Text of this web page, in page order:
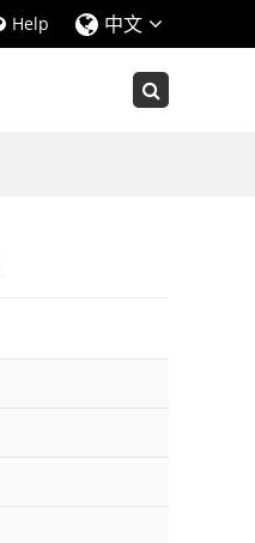
Help 中文